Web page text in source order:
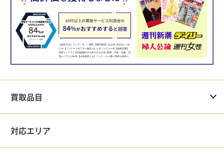
買取品目
対応エリア